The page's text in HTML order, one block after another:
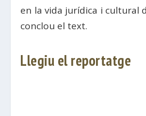
en la vida jurídica i cultural
conclou el text.
Llegiu el reportatge